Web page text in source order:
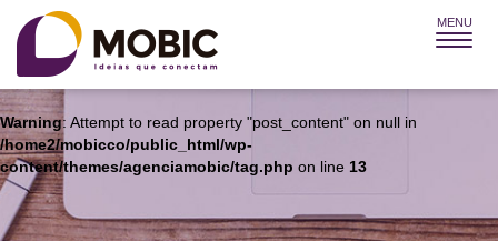
MENU
Warning
: Attempt to read property "post_title" on null in
/home2/mobicco/public_html/wp-
content/themes/agenciamobic/tag.php
Warning: Attempt to read property "post_content" on null in
/home2/mobicco/public_html/wp-
content/themes/agenciamobic/tag.php on line 13